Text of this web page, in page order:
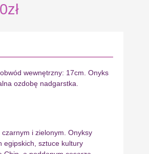
wewnętrzny: 17cm. Onyks
ozdobę nadgarstka.
i zielonym. Onyksy
egipskich, sztuce kultury